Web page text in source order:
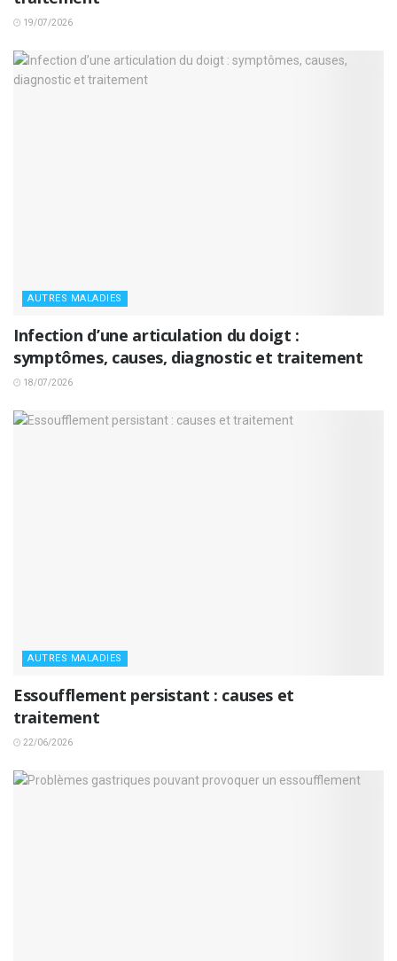
19/07/2026
AUTRES MALADIES
Infection d’une articulation du doigt :
symptômes, causes, diagnostic et traitement
18/07/2026
AUTRES MALADIES
Essoufflement persistant : causes et
traitement
22/06/2026